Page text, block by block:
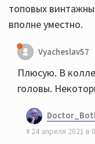
топовых
вполне уместно.
Vyacheslav57
Плюсую. В
головы.
24 апреля 2021 в